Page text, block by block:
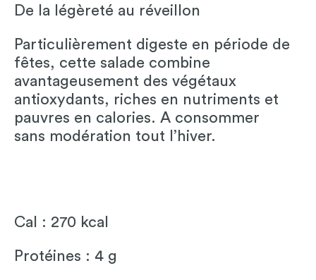
De la légèreté au réveillon
Particulièrement digeste en période de
fêtes, cette salade combine
avantageusement des végétaux
antioxydants, riches en nutriments et
pauvres en calories. A consommer
sans modération tout l’hiver.
Cal : 270 kcal
Protéines : 4 g